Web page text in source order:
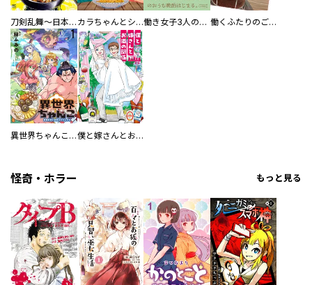
刀剣乱舞～日本号つれづれ酒～ カラちゃんとシトーさんと、 【分冊版】 働き女子3人のおうち晩酌 働くふたりのごほうび飯
異世界ちゃんこ～横綱目前に召喚されたんだが～ 【連載版】 僕と嫁さんとお酒の関係
怪奇・ホラー もっと見る